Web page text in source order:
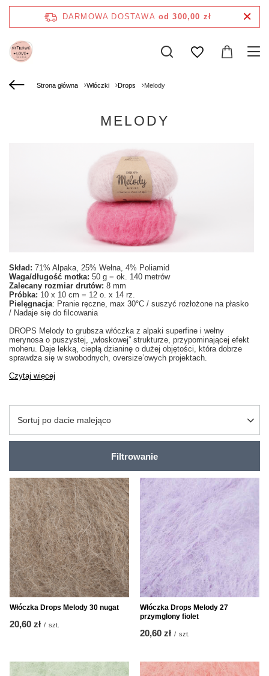
DARMOWA DOSTAWA od 300,00 zł
Strona główna Włóczki Drops Melody
MELODY
Skład: 71% Alpaka, 25% Wełna, 4% Poliamid
Waga/długość motka: 50 g = ok. 140 metrów
Zalecany rozmiar drutów: 8 mm
Próbka: 10 x 10 cm = 12 o. x 14 rz.
Pielęgnacja: Pranie ręczne, max 30°C / suszyć rozłożone na płasko
/ Nadaje się do filcowania
DROPS Melody to grubsza włóczka z alpaki superfine i wełny
merynosa o puszystej, „włoskowej” strukturze, przypominającej efekt
moheru. Daje lekką, ciepłą dzianinę o dużej objętości, która dobrze
sprawdza się w swobodnych, oversize’owych projektach.
Czytaj więcej
Zmień sortowanie
Sortuj po dacie malejąco
Filtrowanie
Włóczka Drops Melody 30 nugat
20,60 zł / szt.
Włóczka Drops Melody 27
przymglony fiolet
20,60 zł / szt.